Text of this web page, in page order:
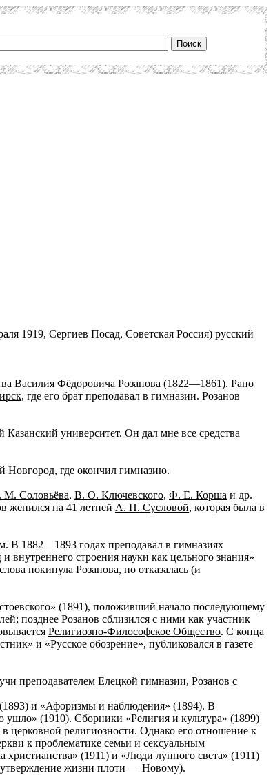
1919, Сергиев Посад, Советская Россия) русский
Василия Фёдоровича Розанова (1822—1861). Рано
, где его брат преподавал в гимназии. Розанов
университет. Он дал мне все средства
Новгород, где окончил гимназию.
М. Соловьёва, В. О. Ключевского, Ф. Е. Корша и др.
женился на 41 летней А. П. Сусловой, которая была в
В 1882—1893 годах преподавал в гимназиях
строения науки как цельного знания»
покинула Розанова, но отказалась (и
(1891), положивший начало последующему
позднее Розанов сблизился с ними как участник
Религиозно-Философское Общество. С конца
и «Русское обозрение», публиковался в газете
преподавателем Елецкой гимназии, Розанов с
и «Афоризмы и наблюдения» (1894). В
(1910). Сборники «Религия и культура» (1899)
церковной религиозности. Однако его отношение к
к проблематике семьи и сексуальным
(1911) и «Люди лунного света» (1911)
утверждение жизни плоти — Новому).